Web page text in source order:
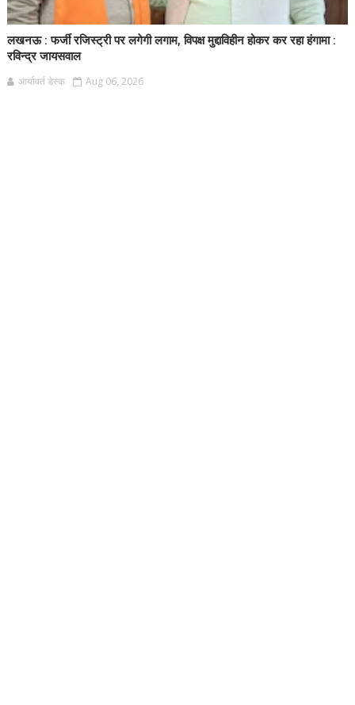
लखनऊ : फर्जी रजिस्ट्री पर लगेगी लगाम, विपक्ष मुद्दाविहीन होकर कर रहा हंगामा :
रविन्द्र जायसवाल
आर्यावर्त डेस्क Aug 06, 2026